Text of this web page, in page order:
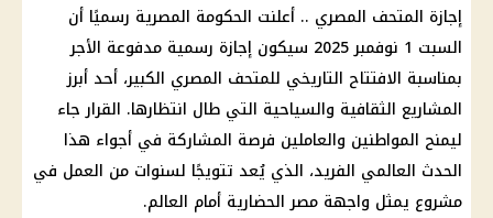
إجازة المتحف المصري .. أعلنت الحكومة المصرية رسميًا أن
السبت 1 نوفمبر 2025 سيكون إجازة رسمية مدفوعة الأجر
بمناسبة الافتتاح التاريخي للمتحف المصري الكبير، أحد أبرز
المشاريع الثقافية والسياحية التي طال انتظارها. القرار جاء
ليمنح المواطنين والعاملين فرصة المشاركة في أجواء هذا
الحدث العالمي الفريد، الذي يُعد تتويجًا لسنوات من العمل في
مشروع يمثل واجهة مصر الحضارية أمام العالم.